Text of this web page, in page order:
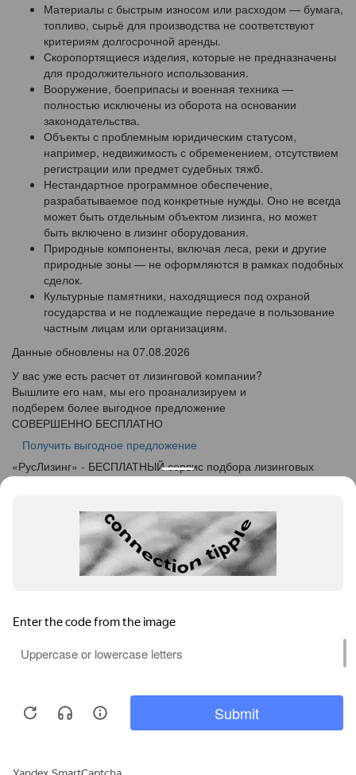
Материалы с быстрым износом или расходом — бумага,
топливо, сырьё для производства не соответствуют
критериям долгосрочной аренды.
Скоропортящиеся изделия, которые не предназначены
для продолжительного использования.
Вооружение, боеприпасы и военная техника —
полностью исключены из оборота на основании
законодательства.
Объекты с проблемным юридическим статусом,
например, недвижимость с обременением, отсутствием
регистрации или предмет судебных тяжб.
Нестандартное программное обеспечение,
разрабатываемое под конкретные нужды. Оно не всегда
может быть отдельным объектом лизинга, но может
быть включено в лизинг оборудования.
Природные компоненты, включая леса, реки и другие
природные зоны — не оформляются в рамках подобных
сделок.
Культурные памятники, находящиеся под охраной
государства и не подлежащие передаче в пользование
частным лицам или организациям.
Данные обновлены на 07.08.2026
У вас уже есть расчет от лизинговой компании?
Вышлите его нам, мы его проанализируем и
подберем более выгодное предложение
СОВЕРШЕННО БЕСПЛАТНО
Получить выгодное предложение
«РусЛизинг» - БЕСПЛАТНЫЙ сервис подбора лизинговых
+7 (495) 103-49-76
664005, Иркутская Область, г. Иркутск, ул. Маяковского дом
Калькулятор
Кейсы Клиентам
О компании
Контакты
Политика конфиденциальности